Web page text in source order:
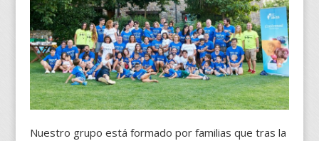
Nuestro grupo está formado por familias que tras la